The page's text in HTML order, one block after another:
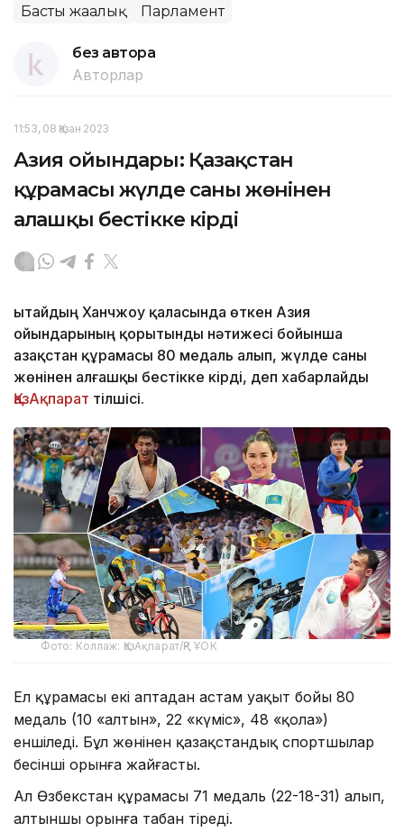
Басты жаңалық Парламент
без автора
Авторлар
11:53, 08 Қазан 2023
Азия ойындары: Қазақстан
құрамасы жүлде саны жөнінен
алғашқы бестікке кірді
Қытайдың Ханчжоу қаласында өткен Азия
ойындарының қорытынды нәтижесі бойынша
Қазақстан құрамасы 80 медаль алып, жүлде саны
жөнінен алғашқы бестікке кірді, деп хабарлайды
ҚазАқпарат тілшісі.
Фото: Коллаж: ҚазАқпарат/ҚР ҰОК
Ел құрамасы екі аптадан астам уақыт бойы 80
медаль (10 «алтын», 22 «күміс», 48 «қола»)
еншіледі. Бұл жөнінен қазақстандық спортшылар
бесінші орынға жайғасты.
Ал Өзбекстан құрамасы 71 медаль (22-18-31) алып,
алтыншы орынға табан тіреді.